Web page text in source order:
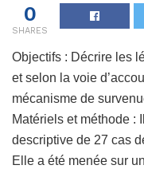
0
SHARES
Objectifs : Décrire les
et selon la voie
mécanisme de
Matériels et méthode :
descriptive de 27 cas
Elle a été menée sur